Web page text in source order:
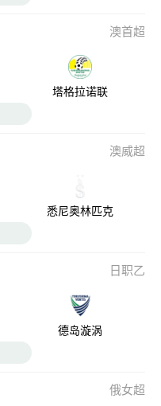
澳首超
塔格拉诺联
澳威超
悉尼奥林匹克
日职乙
德岛漩涡
俄女超